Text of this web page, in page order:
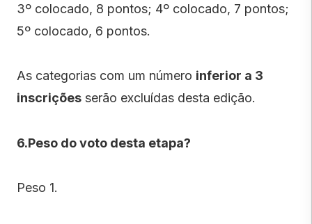
3º colocado, 8 pontos; 4º colocado, 7 pontos;
5º colocado, 6 pontos.
As categorias com um número inferior a 3
inscrições serão excluídas desta edição.
6.Peso do voto desta etapa?
Peso 1.